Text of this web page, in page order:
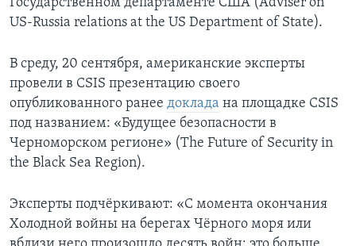
Государственном департаменте США (Adviser on
US-Russia relations at the US Department of State).
В среду, 20 сентября, американские эксперты
провели в CSIS презентацию своего
опубликованного ранее доклада на площадке CSIS
под названием: «Будущее безопасности в
Черноморском регионе» (The Future of Security in
the Black Sea Region).
Эксперты подчёркивают: «С момента окончания
Холодной войны на берегах Чёрного моря или